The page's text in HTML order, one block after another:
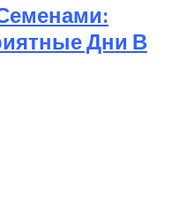
Дни В